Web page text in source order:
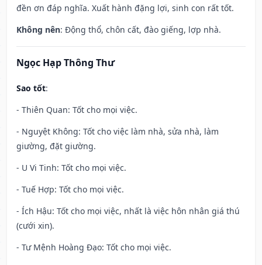
đền ơn đáp nghĩa. Xuất hành đặng lợi, sinh con rất tốt.
Không nên: Động thổ, chôn cất, đào giếng, lợp nhà.
Ngọc Hạp Thông Thư
Sao tốt:
- Thiên Quan: Tốt cho mọi việc.
- Nguyệt Không: Tốt cho việc làm nhà, sửa nhà, làm
giường, đặt giường.
- U Vi Tinh: Tốt cho mọi việc.
- Tuế Hợp: Tốt cho mọi việc.
- Ích Hậu: Tốt cho mọi việc, nhất là việc hôn nhân giá thú
(cưới xin).
- Tư Mệnh Hoàng Đạo: Tốt cho mọi việc.